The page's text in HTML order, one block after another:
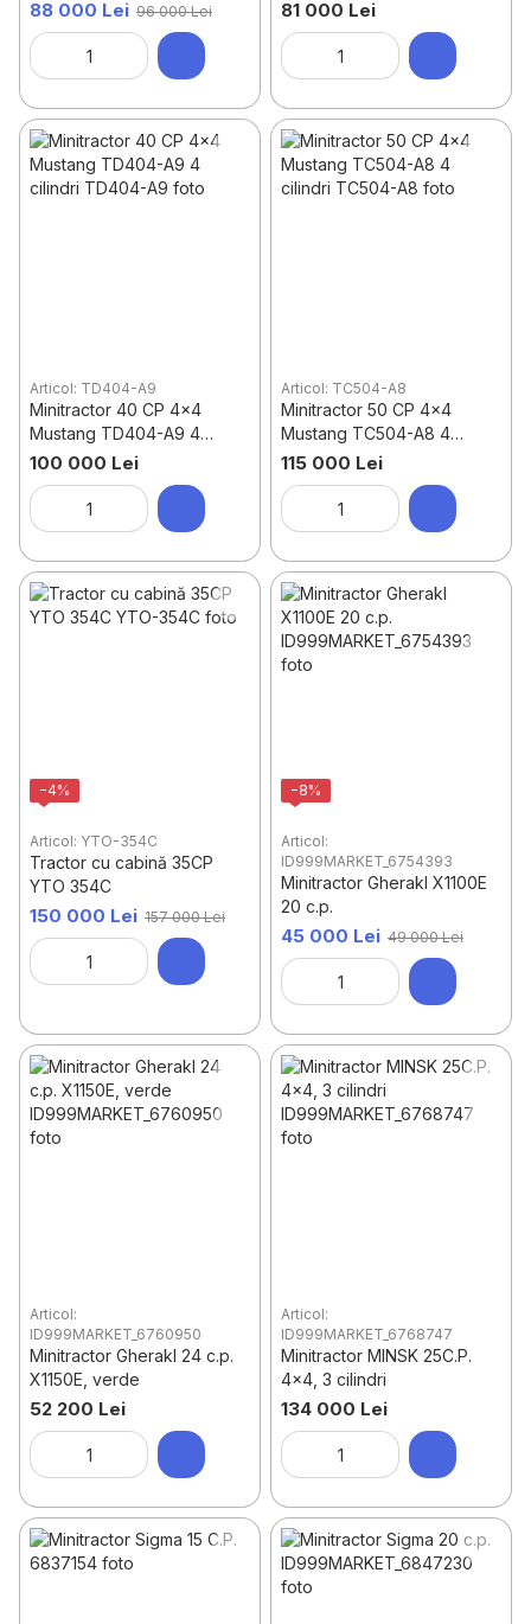
88 000 Lei 96 000 Lei 81 000 Lei
Articol: TD404-A9
Minitractor 40 CP 4x4
Mustang TD404-A9 4
cilindri
100 000 Lei
Articol: TC504-A8
Minitractor 50 CP 4x4
Mustang TC504-A8 4
cilindri
115 000 Lei
−4%
Articol: YTO-354C
Tractor cu cabină 35CP
YTO 354C
150 000 Lei 157 000 Lei
−8%
Articol:
ID999MARKET_6754393
Minitractor Gherakl X1100E
20 c.p.
45 000 Lei 49 000 Lei
Articol:
ID999MARKET_6760950
Minitractor Gherakl 24 c.p.
X1150E, verde
52 200 Lei
Articol:
ID999MARKET_6768747
Minitractor MINSK 25C.P.
4×4, 3 cilindri
134 000 Lei